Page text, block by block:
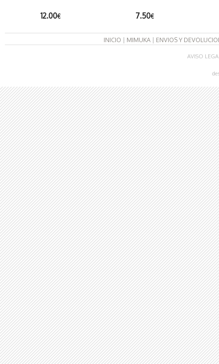
12.00€ 7.50€
INICIO | MIMUKA | ENVIOS Y
AVISO